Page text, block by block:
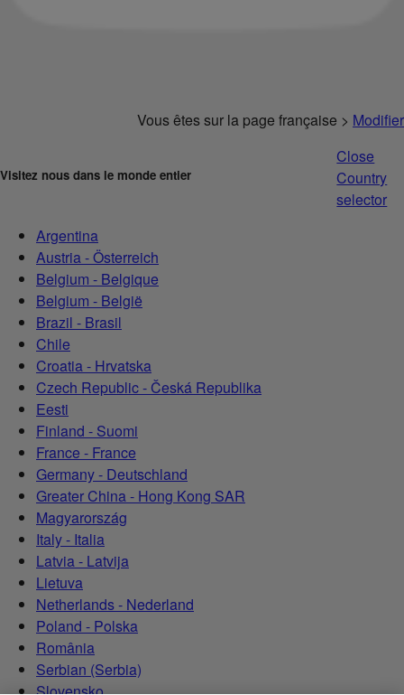
Vous êtes sur la page française > Modifier
Visitez nous dans le monde entier
Close
Country
selector
Argentina
Austria - Österreich
Belgium - Belgique
Belgium - België
Brazil - Brasil
Chile
Croatia - Hrvatska
Czech Republic - Česká Republika
Eesti
Finland - Suomi
France - France
Germany - Deutschland
Greater China - Hong Kong SAR
Magyarország
Italy - Italia
Latvia - Latvija
Lietuva
Netherlands - Nederland
Poland - Polska
România
Serbian (Serbia)